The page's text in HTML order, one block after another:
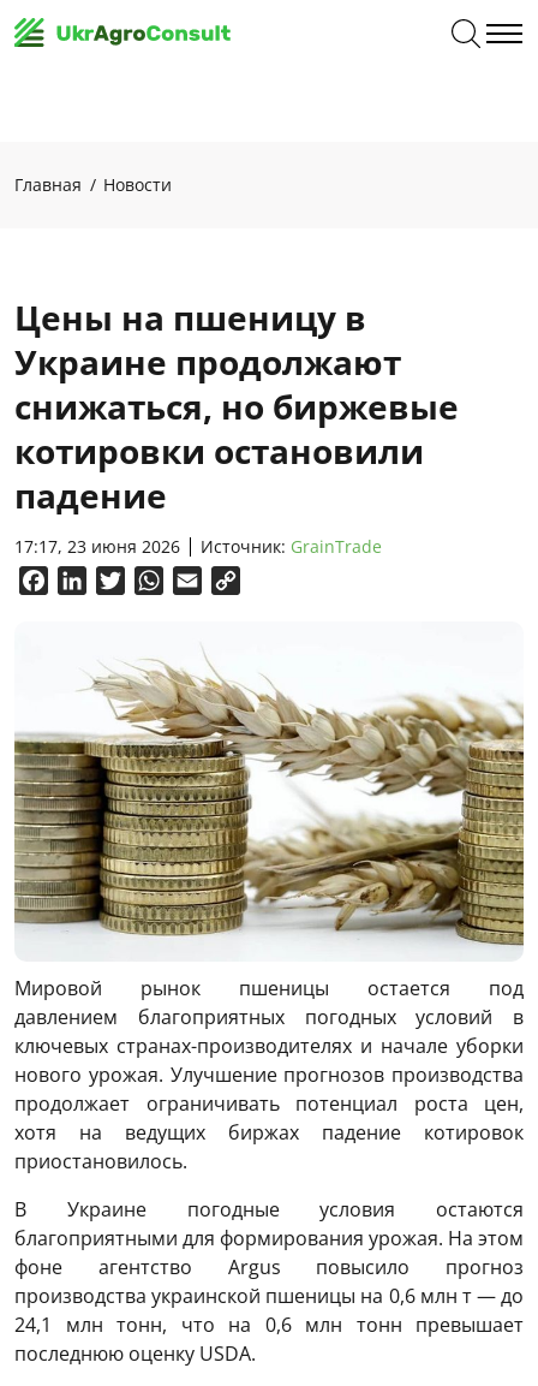
Главная Новости
Цены на пшеницу в
Украине продолжают
снижаться, но биржевые
котировки остановили
падение
17:17, 23 июня 2026 Источник: GrainTrade
FacebookLinkedInTwitterWhatsApp
Email
Мировой рынок пшеницы остается под
давлением благоприятных погодных условий в
ключевых странах-производителях и начале уборки
нового урожая. Улучшение прогнозов производства
продолжает ограничивать потенциал роста цен,
хотя на ведущих биржах падение котировок
приостановилось.
В Украине погодные условия остаются
благоприятными для формирования урожая. На этом
фоне агентство Argus повысило прогноз
производства украинской пшеницы на 0,6 млн т — до
24,1 млн тонн, что на 0,6 млн тонн превышает
последнюю оценку USDA.